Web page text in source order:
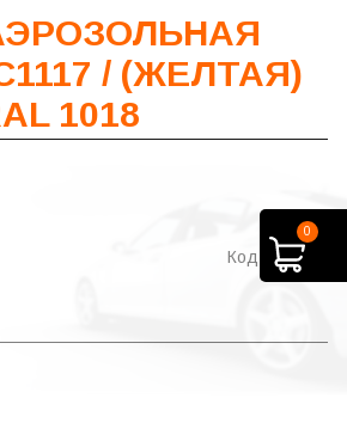
/ (ЖЕЛТАЯ)
1018
Код: RC1117
0